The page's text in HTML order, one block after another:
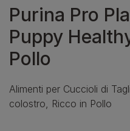
Purina Pro
Puppy
Pollo
Alimenti per Cuccioli di
colostro, Ricco in Pollo